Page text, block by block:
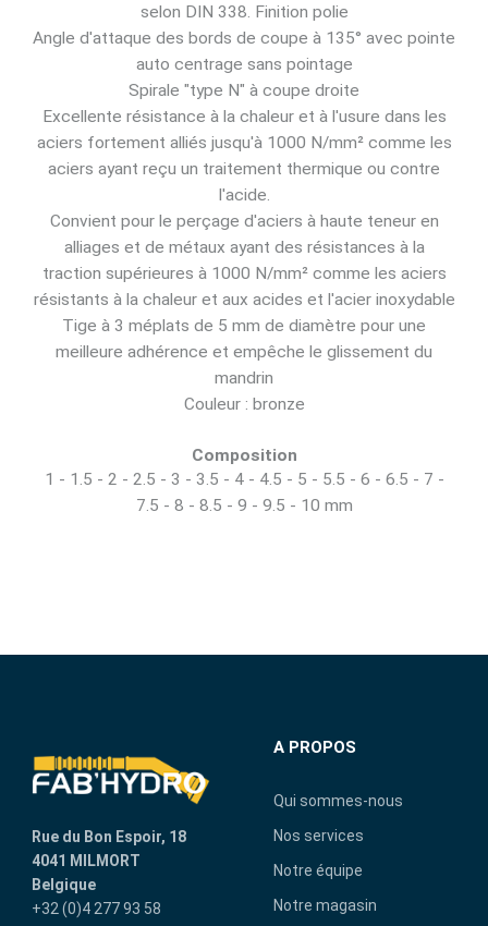
selon DIN 338. Finition polie
Angle d'attaque des bords de coupe à 135° avec pointe
auto centrage sans pointage
Spirale "type N" à coupe droite
Excellente résistance à la chaleur et à l'usure dans les
aciers fortement alliés jusqu'à 1000 N/mm² comme les
aciers ayant reçu un traitement thermique ou contre
l'acide.
Convient pour le perçage d'aciers à haute teneur en
alliages et de métaux ayant des résistances à la
traction supérieures à 1000 N/mm² comme les aciers
résistants à la chaleur et aux acides et l'acier inoxydable
Tige à 3 méplats de 5 mm de diamètre pour une
meilleure adhérence et empêche le glissement du
mandrin
Couleur : bronze
Composition
1 - 1.5 - 2 - 2.5 - 3 - 3.5 - 4 - 4.5 - 5 - 5.5 - 6 - 6.5 - 7 -
7.5 - 8 - 8.5 - 9 - 9.5 - 10 mm
Rue du Bon Espoir, 18
4041 MILMORT
Belgique
+32 (0)4 277 93 58
A PROPOS
Qui sommes-nous
Nos services
Notre équipe
Notre magasin